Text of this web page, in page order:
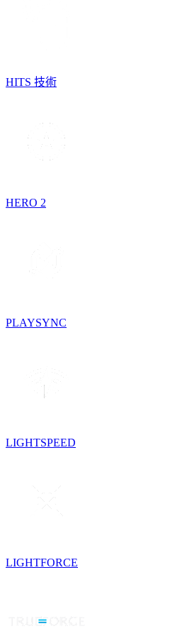
HITS 技術
HERO 2
PLAYSYNC
LIGHTSPEED
LIGHTFORCE